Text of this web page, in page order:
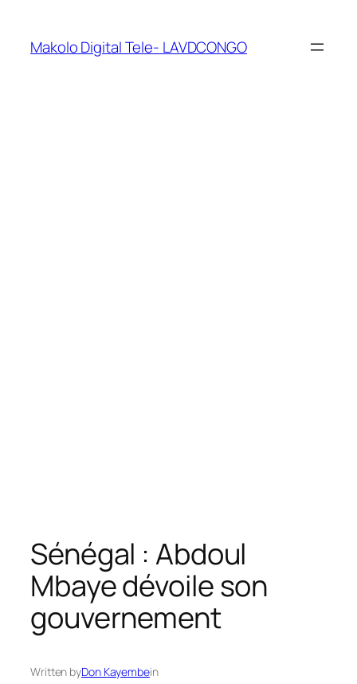
Makolo Digital Tele- LAVDCONGO
Sénégal : Abdoul
Mbaye dévoile son
gouvernement
Written byDon Kayembein